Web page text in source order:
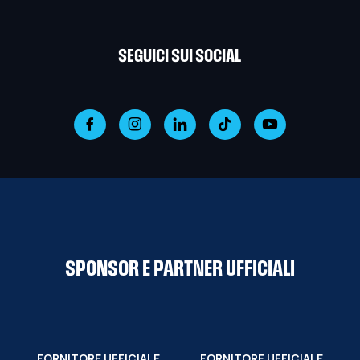
SEGUICI SUI SOCIAL
SPONSOR E PARTNER UFFICIALI